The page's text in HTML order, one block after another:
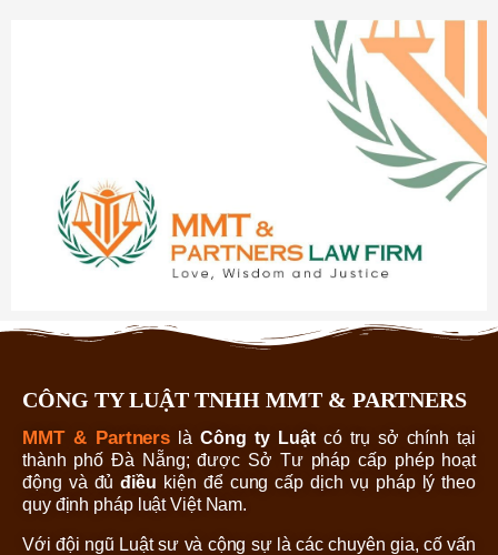
CÔNG TY LUẬT TNHH MMT & PARTNERS
MMT & Partners làCông ty Luậtcó trụ sở chính tại
thành phố Đà Nẵng; được Sở Tư pháp cấp phép hoạt
động và đủđiều kiện để cung cấp dịch vụ pháp lý theo
quy định pháp luật Việt Nam.
Với đội ngũ Luật sư và cộng sự là các chuyên gia, cố vấn